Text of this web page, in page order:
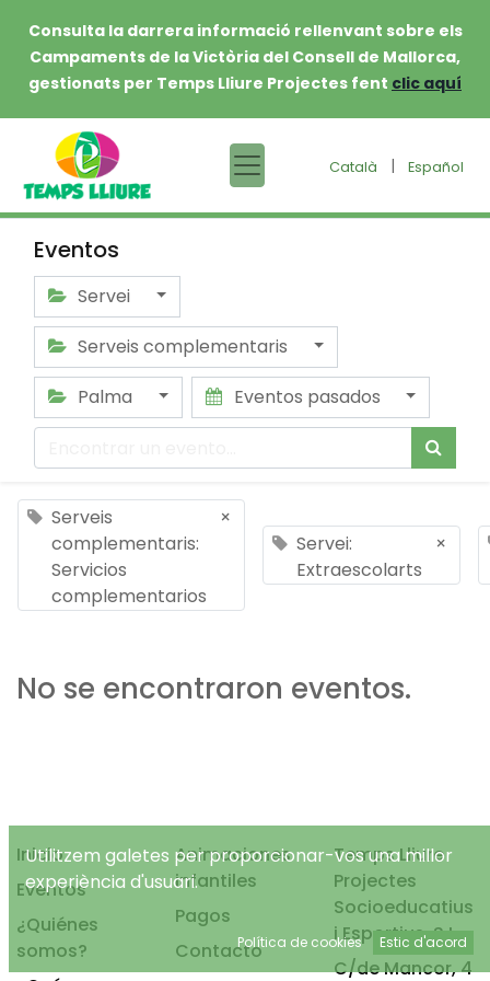
Consulta la darrera informació rellenvant sobre els
Campaments de la Victòria del Consell de Mallorca,
gestionats per Temps Lliure Projectes fent clic aquí
Català | Español
Eventos
Servei
Serveis complementaris
Palma
Eventos pasados
Serveis
complementaris:
Servicios
complementarios
×
Servei:
Extraescolarts
×
No se encontraron eventos.
Inicio
Eventos
¿Quiénes
somos?
Animaciones
infantiles
Pagos
Contacto
Temps Lliure
Projectes
Socioeducatius
i Esportius, S.L.
C/de Mancor, 4
Utilitzem galetes per proporcionar-vos una millor
experiència d'usuari.
Política de cookies Estic d'acord